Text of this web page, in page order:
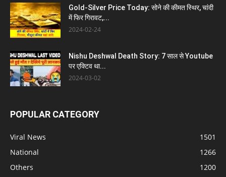
Gold-Silver Price Today: सोने की कीमत स्थिर, चांदी
में फिर गिरावट,...
2024-02-24
Nishu Deshwal Death Story: 7 साल से Youtube
पर एक्टिव था...
2024-03-02
POPULAR CATEGORY
Viral News
1501
National
1266
Others
1200